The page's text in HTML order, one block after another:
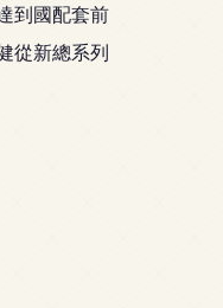
到國配套前
從新總系列